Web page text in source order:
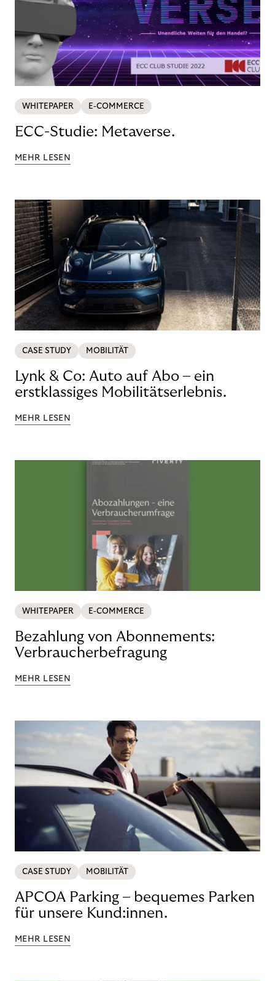
WHITEPAPER E-COMMERCE
ECC-Studie: Metaverse.
MEHR LESEN
CASE STUDY MOBILITÄT
Lynk & Co: Auto auf Abo – ein
erstklassiges Mobilitätserlebnis.
MEHR LESEN
WHITEPAPER E-COMMERCE
Bezahlung von Abonnements:
Verbraucherbefragung
MEHR LESEN
CASE STUDY MOBILITÄT
APCOA Parking – bequemes Parken
für unsere Kund:innen.
MEHR LESEN